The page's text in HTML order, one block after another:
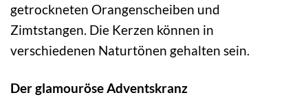
getrockneten Orangenscheiben und
Zimtstangen. Die Kerzen können in
verschiedenen Naturtönen gehalten sein.
Der glamouröse Adventskranz